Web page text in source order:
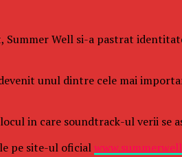
Summer Well si-a pastrat
unul dintre cele mai
in care soundtrack-ul verii se
pe site-ul oficial